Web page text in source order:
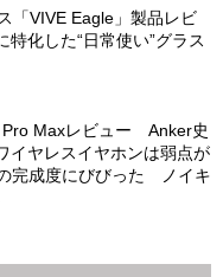
「VIVE Eagle」製品レビ
化した“日常使い”グラス
Maxレビュー Anker史
イヤレスイヤホンは弱点が
完成度にびびった ノイキ